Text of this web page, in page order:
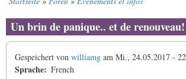
Un brin de panique.. et de renouveau!
Gespeichert von williamg am Mi., 24.05.2017 -
Sprache
French